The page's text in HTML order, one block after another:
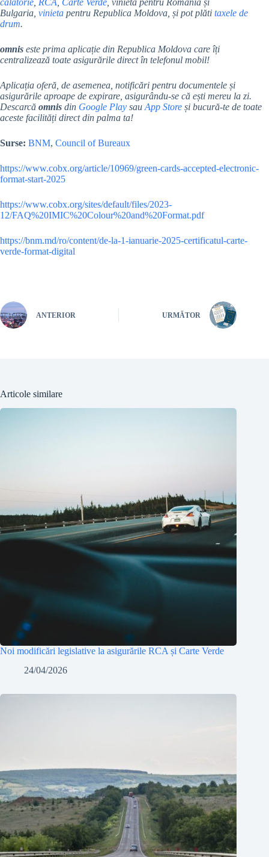
Bulgaria, vinieta pentru Republica Moldova, și pot plăti taxele de
drum.
omnis este prima aplicație din Republica Moldova care îți
centralizează toate asigurările direct în telefonul mobil!
Aplicația oferă, de asemenea, notificări pentru documentele și
asigurările aproape de expirare, asigurându-se că ești mereu la zi.
Descarcă omnis din Google Play sau App Store și bucură-te de toate
aceste facilități direct din palma ta!
Surse: BNM, Council of Bureaux
https://www.cobx.org/article/10969/green-cards-accepted-electronic-
format-start-2025
https://www.cobx.org/sites/default/files/2023-
12/FAQ%20IMIC%20Colour%20and%20Format.pdf
https://bnm.md/ro/content/de-la-1-ianuarie-2025-certificatul-carte-
verde-format-digital
ANTERIOR URMĂTOR
Articole similare
Noi modificări legislative la asigurările RCA și Carte Verde
24/04/2026